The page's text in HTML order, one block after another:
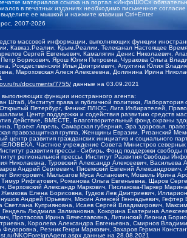
материалов ссылка на портал «ИнфоШОС»
в печатных изданиях необходимо письменное
ее мышкой и нажмите клавиши Ctrl+Enter
2007-2026
массовой информации, выполняющих функции
Кавказ.Реалии, Крым.Реалии, Телеканал Настоящее
Сергей Евгеньевич, Камалягин Денис Николаевич,
Борисович, Ярош Юлия Петровна, Чуракова Ольга
Рождественский Илья Дмитриевич, Апухтина Юлия
Мароховская Алеся Алексеевна, Долинина Ирина
ru/documents/7755/ данные на 03.09.2021
функции иностранного агента:
Штаб, Институт права и публичной политики,
Петербург, Феникс ПЛЮС, Лига Избирателей,
Центр поддержки и содействия развитию средств
Действие, ВМЕСТЕ, Благотворительный фонд охраны
Проект Апрель, Самарская губерния, Эра здоровья,
правозащитная группа, Женщины Евразии, Рязанский
центр развития гражданских инициатив и социального
Частное учреждение Совета Министров северных
развития прессы - Сибирь, Фонд поддержки
региональной прессы, Институт Развития Свободы
Николаевна, Туровский Александр Алексеевич,
Андрей Сергеевич, Писемский Евгений
Викторович, Мальсагов Муса Асланович, Мошель Ирина
Рифгатович, Романова Ольга Евгеньевна, Щаров
Верховский Александр Маркович, Пислакова-Паркер
Жемкова Елена Борисовна, Гудков Лев Дмитриевич,
Андрей Юрьевич, Мосин Алексей Геннадьевич,
Куприяновна, Исаев Сергей Владимирович,
Людмила Залмановна, Кокорина Екатерина
Протасова Ирина Вячеславовна, Литинский Леонид
Королева Александра Евгеньевна, Смирнов
Резник Генри Маркович, Захаров Герман
NKOForeignAgent.aspx данные на 28.08.2021